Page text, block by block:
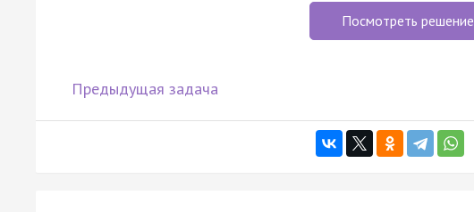
Посмотреть решение
Предыдущая задача